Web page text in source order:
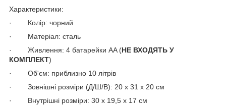
Характеристики:
· Колір: чорний
· Матеріал: сталь
· Живлення: 4 батарейки AA (НЕ ВХОДЯТЬ У
КОМПЛЕКТ)
· Об'єм: приблизно 10 літрів
· Зовнішні розміри (Д/Ш/В): 20 x 31 x 20 см
· Внутрішні розміри: 30 x 19,5 x 17 см